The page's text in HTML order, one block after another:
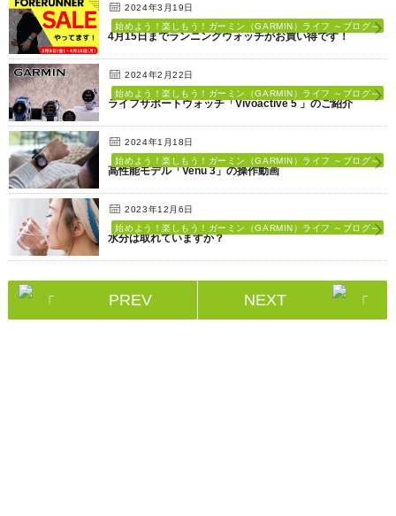
2024年3月19日
始めよう！楽しもう！ガーミン（GARMIN）ライフ ～ブログ～
4月15日までランニングウォッチがお買い得です！
2024年2月22日
始めよう！楽しもう！ガーミン（GARMIN）ライフ ～ブログ～
ライフサポートウォッチ「Vivoactive 5 」のご紹介
2024年1月18日
始めよう！楽しもう！ガーミン（GARMIN）ライフ ～ブログ～
高性能モデル「Venu 3」の操作動画
2023年12月6日
始めよう！楽しもう！ガーミン（GARMIN）ライフ ～ブログ～
水分は取れていますか？
PREV NEXT